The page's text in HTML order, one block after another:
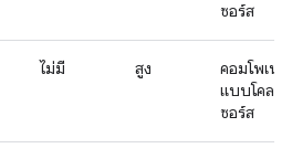
ซอร์ส
ไม่มี สูง
คอมโพเน
แบบโคลส
ซอร์ส